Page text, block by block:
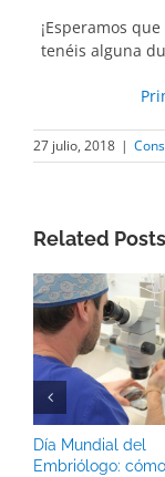
¡Esperamos
tenéis alguna
27 julio, 2018 |
Related Posts
Día Mundial del
Embriólogo: